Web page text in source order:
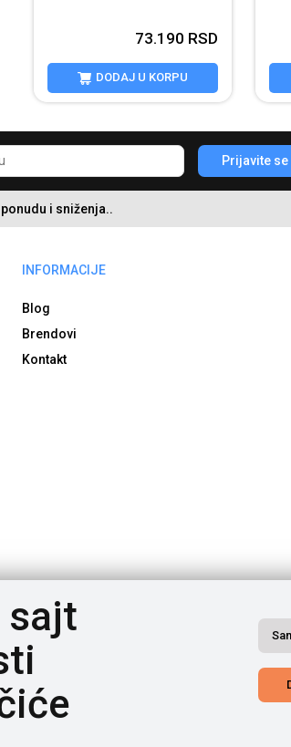
73.190 RSD
DODAJ U KORPU
Prijavite se
i sniženja..
INFORMACIJE
Blog
Brendovi
Kontakt
naručene robe. Komercijalista će
i detaljne specifikacije, a sve u cilju Vaše lakše
kakva dilema u
sajt